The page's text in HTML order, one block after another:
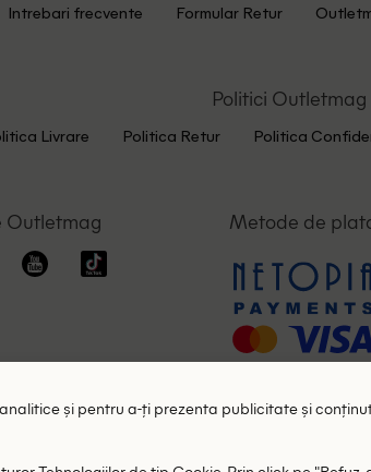
Intrebari frecvente Formular Retur
Politici Outletmag
Livrare Politica Retur Politica
Outletmag Metode de
și pentru a-ți prezenta publicitate și